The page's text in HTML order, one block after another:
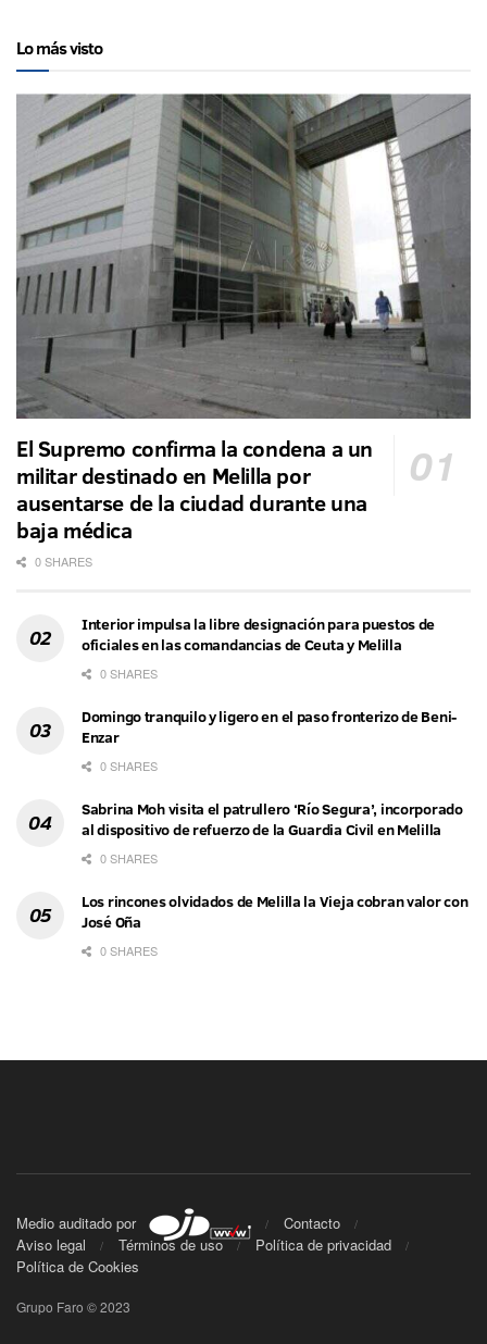
Lo más visto
El Supremo confirma la condena a un
militar destinado en Melilla por
ausentarse de la ciudad durante una
baja médica
0 SHARES
Interior impulsa la libre designación para puestos de
oficiales en las comandancias de Ceuta y Melilla
0 SHARES
Domingo tranquilo y ligero en el paso fronterizo de Beni-
Enzar
0 SHARES
Sabrina Moh visita el patrullero ‘Río Segura’, incorporado
al dispositivo de refuerzo de la Guardia Civil en Melilla
0 SHARES
Los rincones olvidados de Melilla la Vieja cobran valor con
José Oña
0 SHARES
Medio auditado por
Contacto
Aviso legal
Términos de uso
Política de privacidad
Política de Cookies
Grupo Faro © 2023